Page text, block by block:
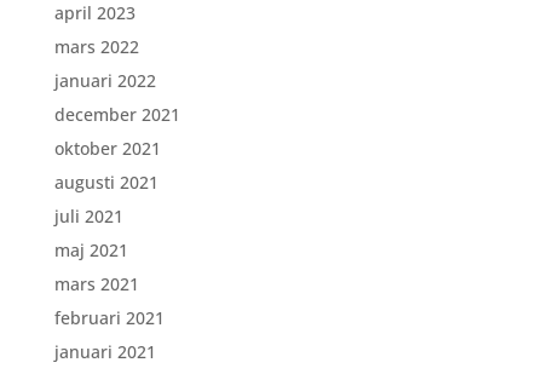
april 2023
mars 2022
januari 2022
december 2021
oktober 2021
augusti 2021
juli 2021
maj 2021
mars 2021
februari 2021
januari 2021